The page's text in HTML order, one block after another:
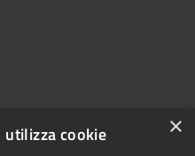
×
utilizza cookie